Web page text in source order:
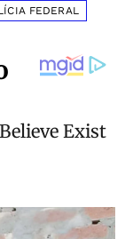
FEDERAL